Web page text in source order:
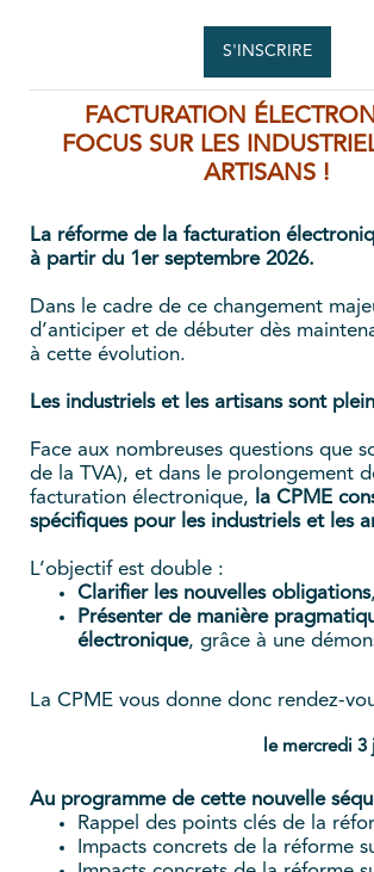
S'INSCRIRE
FACTURATION
FOCUS SUR LES
ARTISANS !
La réforme de la facturation
à partir du 1er septembre 2026.
Dans le cadre de ce changement
d’anticiper et de débuter dès
à cette évolution.
Les industriels et les artisans sont
Face aux nombreuses questions que
de la TVA), et dans le prolongement
facturation électronique, la CPME
spécifiques pour les industriels et les
L’objectif est double :
Clarifier les nouvelles obligations
Présenter de manière
électronique, grâce à une
La CPME vous donne donc rendez-
le mercredi 3
Au programme de cette nouvelle
Rappel des points clés de la
Impacts concrets de la réforme